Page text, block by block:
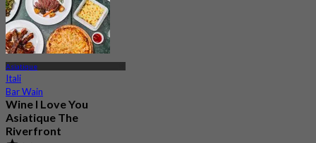
Asiatique
Itali
Bar Wain
Wine I Love You
Asiatique The
Riverfront